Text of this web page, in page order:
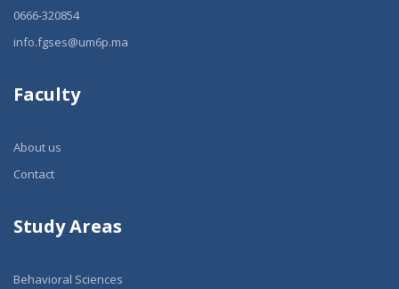
0666-320854
info.fgses@um6p.ma
Faculty
About us
Contact
Study Areas
Behavioral Sciences